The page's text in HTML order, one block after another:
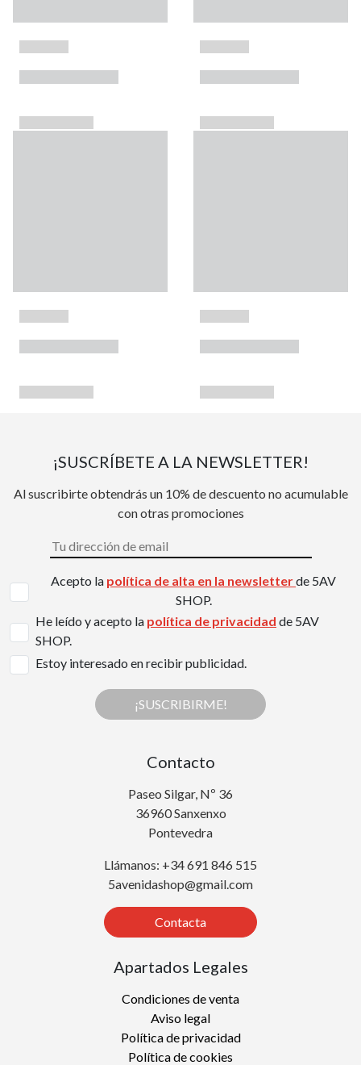
¡SUSCRÍBETE A LA NEWSLETTER!
Al suscribirte obtendrás un 10% de descuento no acumulable
con otras promociones
Acepto la política de alta en la newsletterde 5AV
SHOP.
He leído y acepto la política de privacidad de 5AV
SHOP.
Estoy interesado en recibir publicidad.
¡SUSCRIBIRME!
Contacto
Paseo Silgar, Nº 36
36960 Sanxenxo
Pontevedra
Llámanos: +34 691 846 515
5avenidashop@gmail.com
Contacta
Apartados Legales
Condiciones de venta
Aviso legal
Política de privacidad
Política de cookies